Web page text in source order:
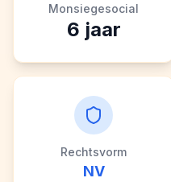
Monsiegesocial
6 jaar
Rechtsvorm
NV